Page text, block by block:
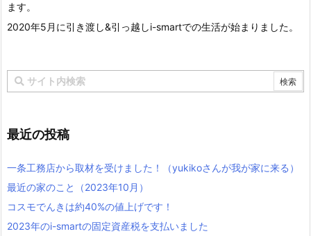
ます。
2020年5月に引き渡し&引っ越しi-smartでの生活が始まりました。
最近の投稿
一条工務店から取材を受けました！（yukikoさんが我が家に来る）
最近の家のこと（2023年10月）
コスモでんきは約40%の値上げです！
2023年のi-smartの固定資産税を支払いました